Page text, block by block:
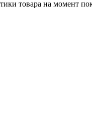
товара на момент